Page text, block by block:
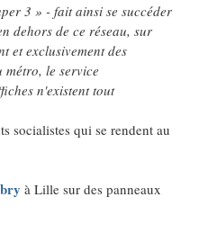
3 » - fait ainsi se succéder
dehors de ce réseau, sur
et exclusivement des
le service
n'existent tout
socialistes qui se rendent au
à Lille sur des panneaux